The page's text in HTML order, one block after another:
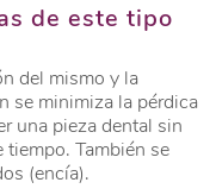
de este tipo
del mismo y la
se minimiza la pérdica
una pieza dental sin
tiempo. También se
(encía).